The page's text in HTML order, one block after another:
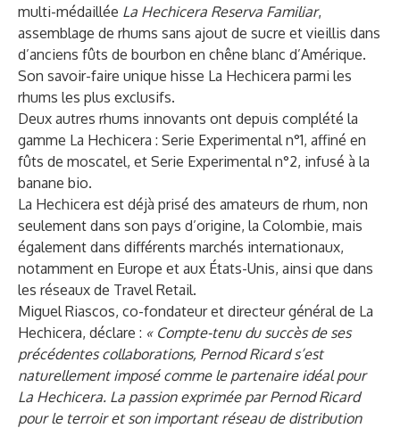
multi-médaillée La Hechicera Reserva Familiar,
assemblage de rhums sans ajout de sucre et vieillis dans
d’anciens fûts de bourbon en chêne blanc d’Amérique.
Son savoir-faire unique hisse La Hechicera parmi les
rhums les plus exclusifs.
Deux autres rhums innovants ont depuis complété la
gamme La Hechicera : Serie Experimental n°1, affiné en
fûts de moscatel, et Serie Experimental n°2, infusé à la
banane bio.
La Hechicera est déjà prisé des amateurs de rhum, non
seulement dans son pays d’origine, la Colombie, mais
également dans différents marchés internationaux,
notamment en Europe et aux États-Unis, ainsi que dans
les réseaux de Travel Retail.
Miguel Riascos, co-fondateur et directeur général de La
Hechicera, déclare : « Compte-tenu du succès de ses
précédentes collaborations, Pernod Ricard s’est
naturellement imposé comme le partenaire idéal pour
La Hechicera. La passion exprimée par Pernod Ricard
pour le terroir et son important réseau de distribution